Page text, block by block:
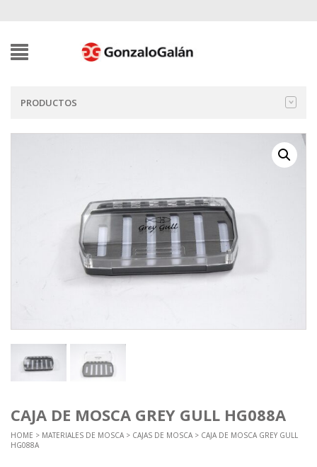
PRODUCTOS
CAJA DE MOSCA GREY GULL HG088A
HOME > MATERIALES DE MOSCA > CAJAS DE MOSCA > CAJA DE MOSCA GREY GULL
HG088A